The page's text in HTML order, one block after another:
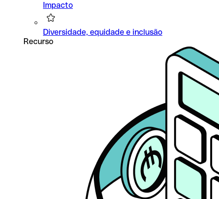
Impacto
Diversidade, equidade e inclusão
Recurso